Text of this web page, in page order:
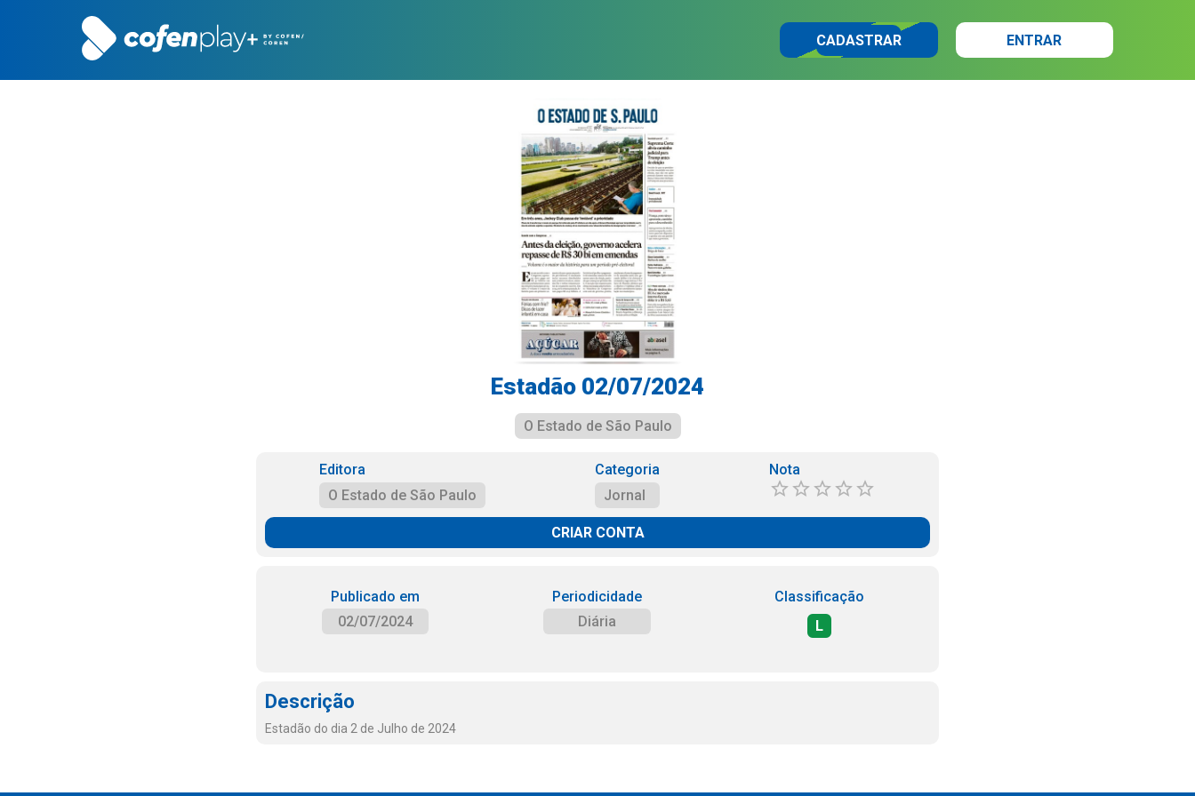
CADASTRAR ENTRAR
Estadão 02/07/2024
O Estado de São Paulo
Editora
O Estado de São Paulo
Categoria
Jornal
Nota
CRIAR CONTA
Publicado em
02/07/2024
Periodicidade
Diária
Classificação
L
Descrição
Estadão do dia 2 de Julho de 2024